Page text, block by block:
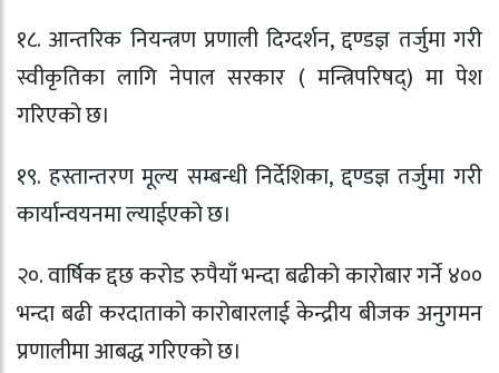
१८. आन्तरिक नियन्त्रण प्रणाली दिग्दर्शन, द्दण्डज्ञ तर्जुमा गरी
स्वीकृतिका लागि नेपाल सरकार ( मन्त्रिपरिषद्) मा पेश
गरिएको छ।
१९. हस्तान्तरण मूल्य सम्बन्धी निर्देशिका, द्दण्डज्ञ तर्जुमा गरी
कार्यान्वयनमा ल्याईएको छ।
२०. वार्षिक द्दछ करोड रुपैयाँ भन्दा बढीको कारोबार गर्ने ४००
भन्दा बढी करदाताको कारोबारलाई केन्द्रीय बीजक अनुगमन
प्रणालीमा आबद्ध गरिएको छ।